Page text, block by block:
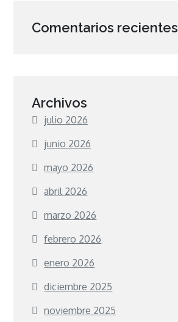
Comentarios recientes
Archivos
julio 2026
junio 2026
mayo 2026
abril 2026
marzo 2026
febrero 2026
enero 2026
diciembre 2025
noviembre 2025